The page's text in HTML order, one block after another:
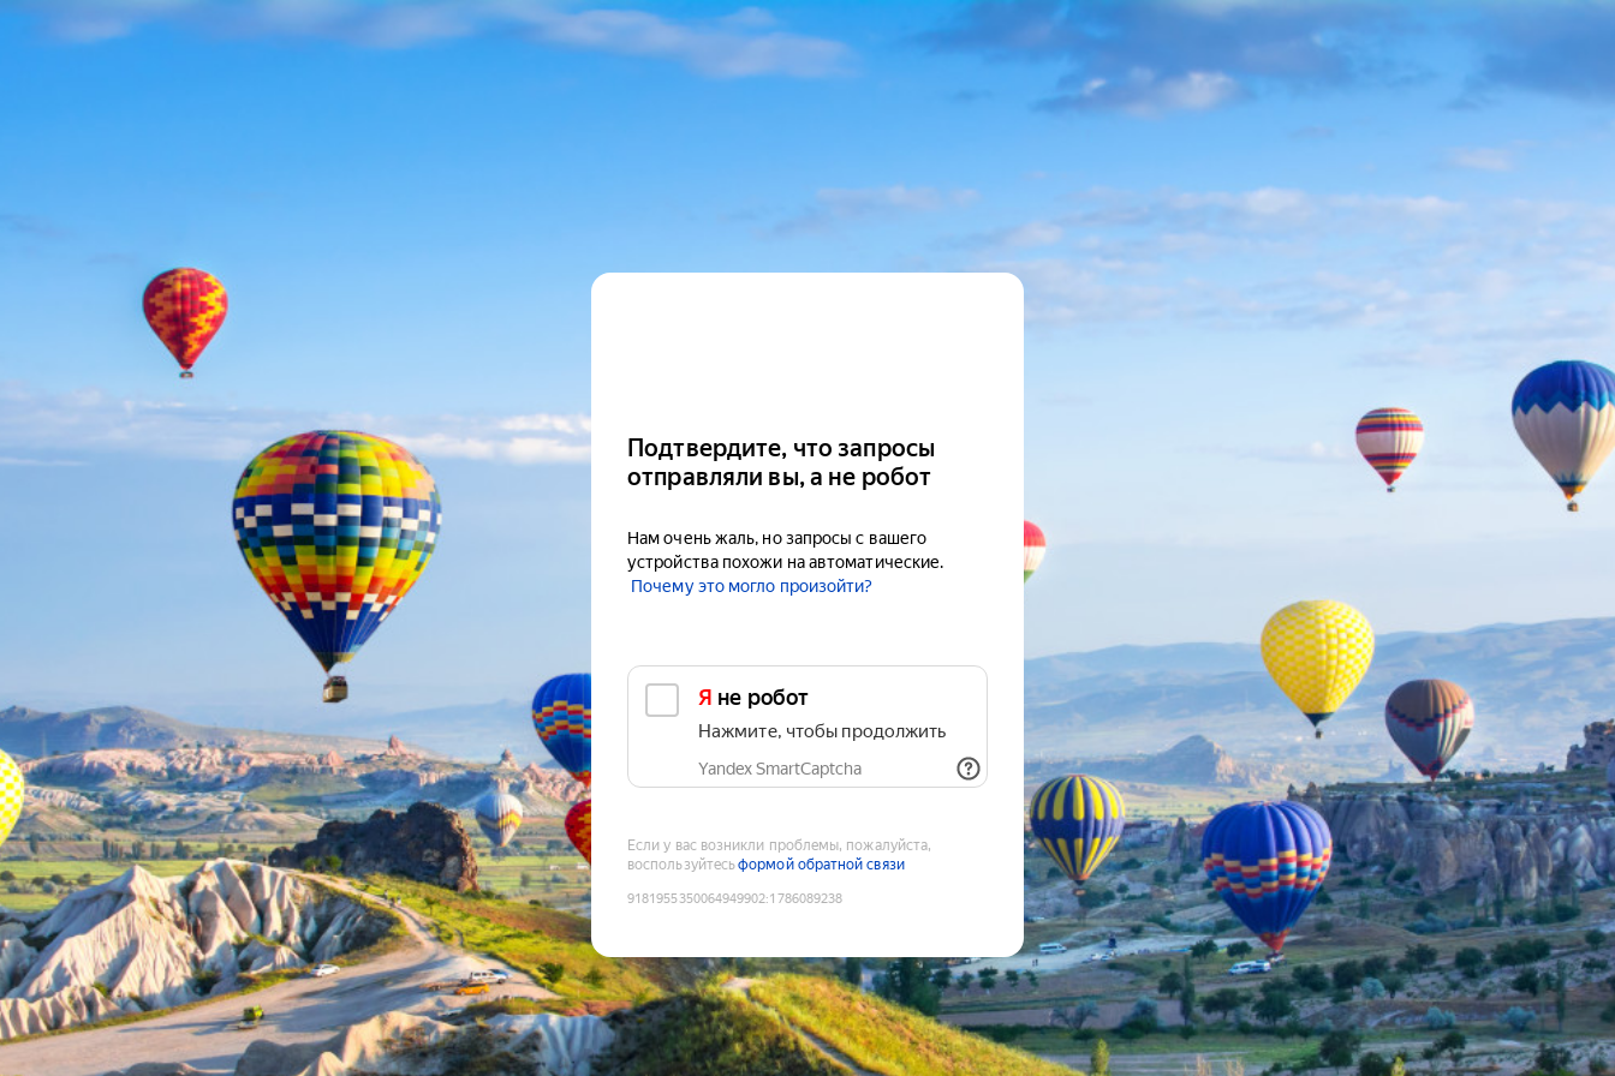
Подтвердите, что запросы
отправляли вы, а не робот
Нам очень жаль, но запросы с вашего
устройства похожи на автоматические.
Почему это могло произойти?
Я не робот
Нажмите, чтобы продолжить
Yandex SmartCaptcha
Если у вас возникли проблемы, пожалуйста,
воспользуйтесьформой обратной связи
9181955350064949902:1786089238